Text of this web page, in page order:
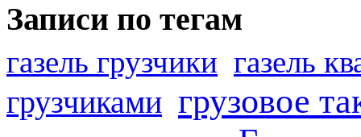
Записи по тегам
газель грузчики газель
грузчиками грузовое